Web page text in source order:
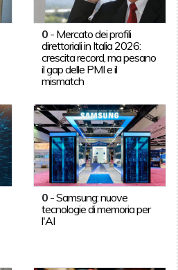
0 - Mercato dei profili
direttoriali in Italia 2026:
crescita record, ma pesano
il gap delle PMI e il
mismatch
0 -Samsung: nuove
tecnologie di memoria per
l'AI